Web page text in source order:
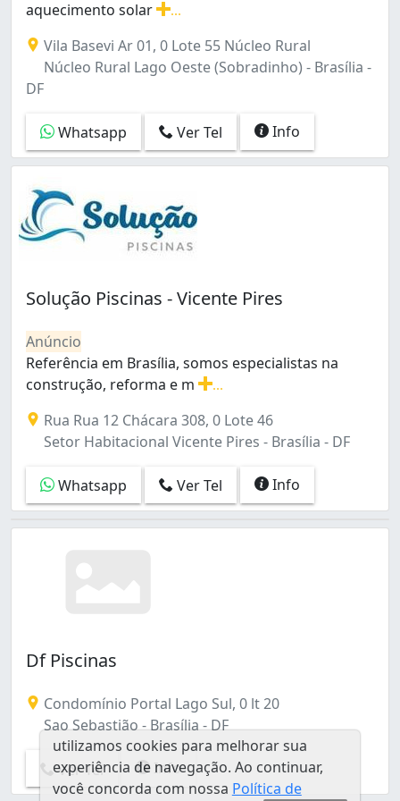
Sobradinho (7)
Taguatinga (6)
Taguatinga Norte (1)
Taguatinga Norte (Taguatinga) (1)
Zona Industrial (1)
aquecimento solar
Vila Basevi Ar 01, 0 Lote 55 Núcleo Rural
Núcleo Rural Lago Oeste (Sobradinho) - Brasília -
DF
Whatsapp Ver Tel Info
Solução Piscinas - Vicente Pires
Anúncio
Referência em Brasília, somos especialistas na
construção, reforma e m
Rua Rua 12 Chácara 308, 0 Lote 46
Setor Habitacional Vicente Pires - Brasília - DF
Whatsapp Ver Tel Info
Df Piscinas
Condomínio Portal Lago Sul, 0 lt 20
Sao Sebastião - Brasília - DF
Ver Tel Info
utilizamos cookies para melhorar sua
experiência de navegação. Ao continuar,
você concorda com nossa Política de